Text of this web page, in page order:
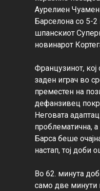
Аурелиен
Барселона со 5-
шпанскиот
новинарот
Французинот, кој
заден играч во
преместен на
дефанзивец
Неговата
проблематична,
Барса беше
настап, тој доби
Во 62. минута
само две